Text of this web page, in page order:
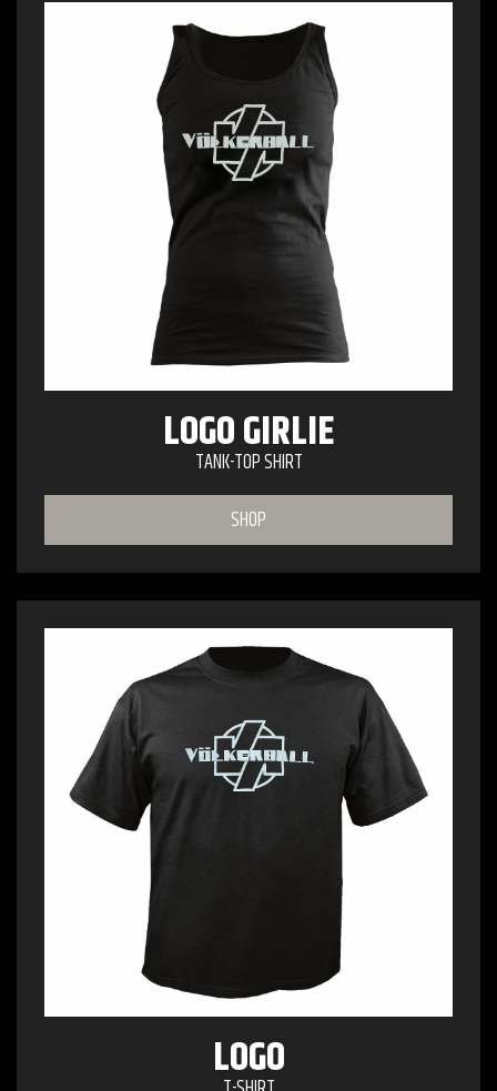
LOGO GIRLIE
TANK-TOP SHIRT
SHOP
LOGO